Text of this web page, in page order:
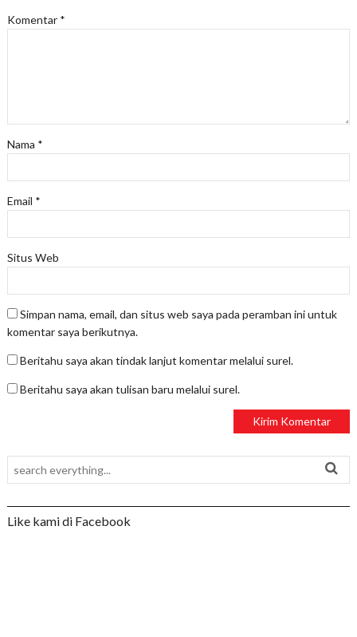
Komentar *
Nama *
Email *
Situs Web
Simpan nama, email, dan situs web saya pada peramban ini untuk
komentar saya berikutnya.
Beritahu saya akan tindak lanjut komentar melalui surel.
Beritahu saya akan tulisan baru melalui surel.
Like kami di Facebook